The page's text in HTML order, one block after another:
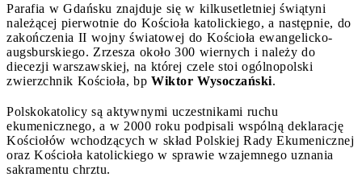
Parafia w Gdańsku znajduje się w kilkusetletniej świątyni
należącej pierwotnie do Kościoła katolickiego, a następnie, do
zakończenia II wojny światowej do Kościoła ewangelicko-
augsburskiego. Zrzesza około 300 wiernych i należy do
diecezji warszawskiej, na której czele stoi ogólnopolski
zwierzchnik Kościoła, bp Wiktor Wysoczański.
Polskokatolicy są aktywnymi uczestnikami ruchu
ekumenicznego, a w 2000 roku podpisali wspólną deklarację
Kościołów wchodzących w skład Polskiej Rady Ekumenicznej
oraz Kościoła katolickiego w sprawie wzajemnego uznania
sakramentu chrztu.